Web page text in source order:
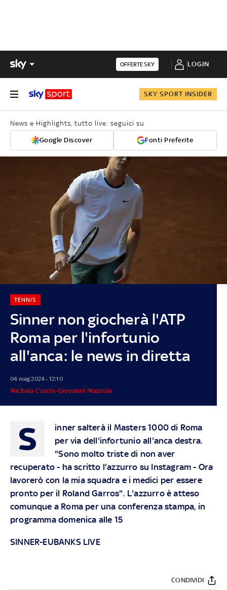
OFFERTE SKY LOGIN
SKY SPORT INSIDER
News e Highlights, tutto live: seguici su
Google Discover Fonti Preferite
Sinner non giocherà l'ATP
Roma per l'infortunio
all'anca: le news in diretta
TENNIS
04 mag 2024 - 12:10
Michela Curcio-Giovanni Mazzola
S
inner salterà il Masters 1000 di Roma
per via dell'infortunio all'anca destra.
"Sono molto triste di non aver
recuperato - ha scritto l'azzurro su Instagram - Ora
lavorerò con la mia squadra e i medici per essere
pronto per il Roland Garros". L'azzurro è atteso
comunque a Roma per una conferenza stampa, in
programma domenica alle 15
SINNER-EUBANKS LIVE
CONDIVIDI